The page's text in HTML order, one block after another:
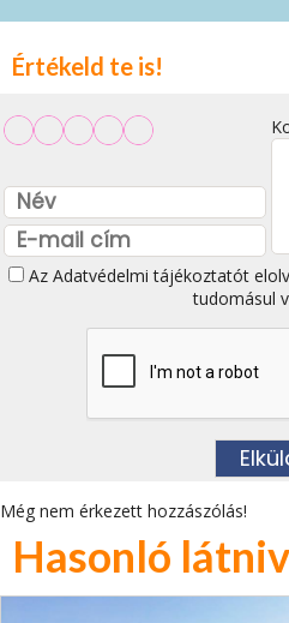
Értékeld te is!
Az Adatvédelmi tájékoztatót
tudomásul
Még nem érkezett hozzászólás!
Hasonló